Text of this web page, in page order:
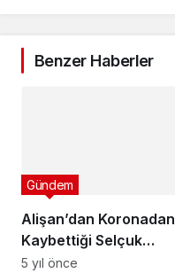
Benzer Haberler
Alişan’dan Koronadan
Kaybettiği Selçuk
Tektaş’ı Yeniden Andı
Gündem
5 yıl önce